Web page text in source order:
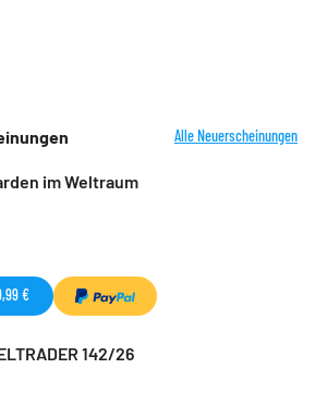
Alle Neuerscheinungen
im Weltraum
€
142/26